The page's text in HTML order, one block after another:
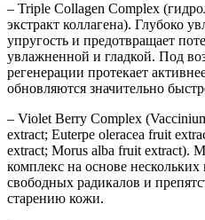
– Triple Collagen Complex
экстракт коллагена). Глубоко
упругость и предотвращает
увлажненной и гладкой. Под
регенерации протекает
обновляются значительно
– Violet Berry Complex
extract; Euterpe oleracea fruit
extract; Morus alba fruit extract).
комплекс на основе
свободных радикалов и
старению кожи.